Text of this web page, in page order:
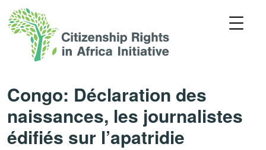
Congo: Déclaration des
naissances, les journalistes
édifiés sur l’apatridie